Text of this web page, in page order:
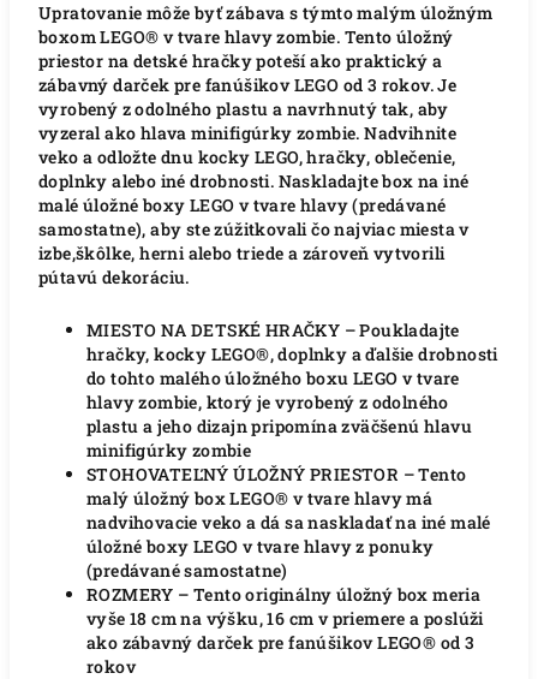
Upratovanie môže byť zábava s týmto malým úložným
boxom LEGO® v tvare hlavy zombie. Tento úložný
priestor na detské hračky poteší ako praktický a
zábavný darček pre fanúšikov LEGO od 3 rokov. Je
vyrobený z odolného plastu a navrhnutý tak, aby
vyzeral ako hlava minifigúrky zombie. Nadvihnite
veko a odložte dnu kocky LEGO, hračky, oblečenie,
doplnky alebo iné drobnosti. Naskladajte box na iné
malé úložné boxy LEGO v tvare hlavy (predávané
samostatne), aby ste zúžitkovali čo najviac miesta v
izbe,škôlke, herni alebo triede a zároveň vytvorili
pútavú dekoráciu.
MIESTO NA DETSKÉ HRAČKY – Poukladajte
hračky, kocky LEGO®, doplnky a ďalšie drobnosti
do tohto malého úložného boxu LEGO v tvare
hlavy zombie, ktorý je vyrobený z odolného
plastu a jeho dizajn pripomína zväčšenú hlavu
minifigúrky zombie
STOHOVATEĽNÝ ÚLOŽNÝ PRIESTOR – Tento
malý úložný box LEGO® v tvare hlavy má
nadvihovacie veko a dá sa naskladať na iné malé
úložné boxy LEGO v tvare hlavy z ponuky
(predávané samostatne)
ROZMERY – Tento originálny úložný box meria
vyše 18 cm na výšku, 16 cm v priemere a poslúži
ako zábavný darček pre fanúšikov LEGO® od 3
rokov